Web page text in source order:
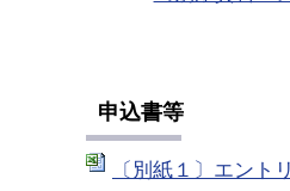
申込書等
〔別紙１〕エン